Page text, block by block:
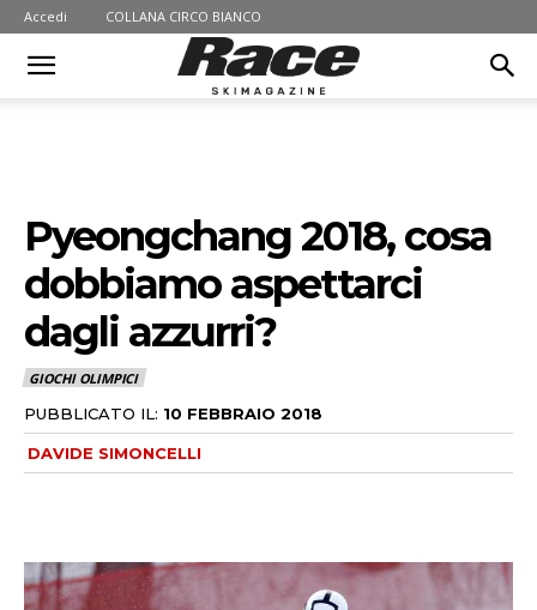
Accedi COLLANA CIRCO BIANCO
Pyeongchang 2018, cosa
dobbiamo aspettarci
dagli azzurri?
GIOCHI OLIMPICI
PUBBLICATO IL: 10 FEBBRAIO 2018
DAVIDE SIMONCELLI